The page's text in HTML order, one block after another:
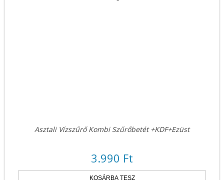
Asztali Vízszűrő Kombi Szűrőbetét +KDF+Ezüst
3.990 Ft